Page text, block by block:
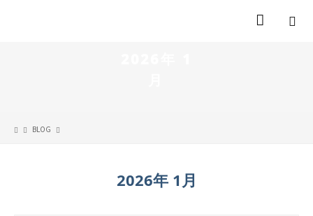
BLOG
2026年 1月